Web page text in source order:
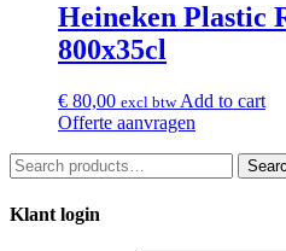
Heineken Plastic
800x35cl
€ 80,00 excl btw Add to cart
Offerte aanvragen
Search
for:
Klant login